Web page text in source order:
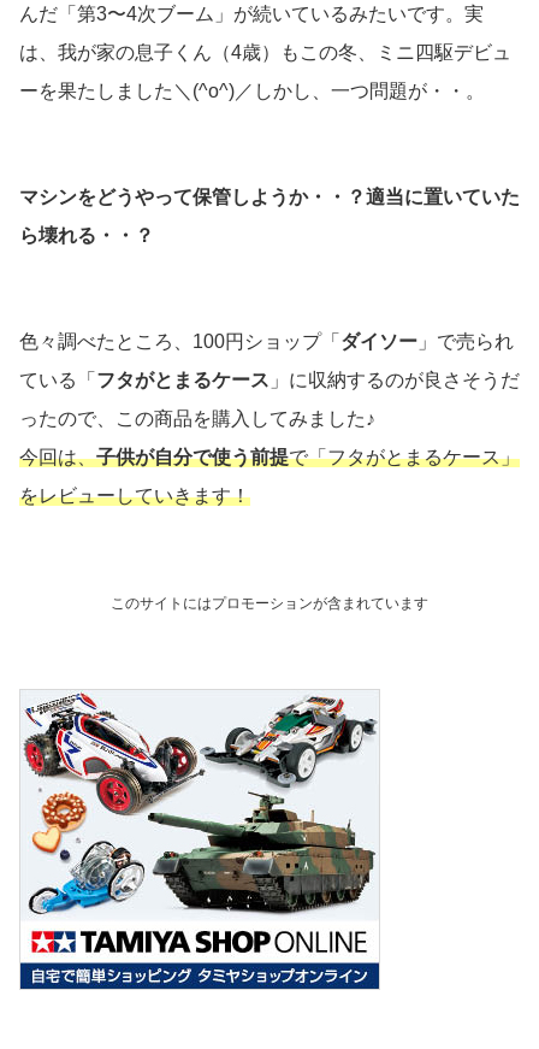
んだ「第3〜4次ブーム」が続いているみたいです。実
は、我が家の息子くん（4歳）もこの冬、ミニ四駆デビュ
ーを果たしました＼(^o^)／しかし、一つ問題が・・。
マシンをどうやって保管しようか・・？適当に置いていた
ら壊れる・・？
色々調べたところ、100円ショップ「 ダイソー 」で売られ
ている「 フタがとまるケース 」に収納するのが良さそうだ
ったので、この商品を購入してみました♪
今回は、子供が自分で使う前提で「フタがとまるケース」
をレビューしていきます！
このサイトにはプロモーションが含まれています